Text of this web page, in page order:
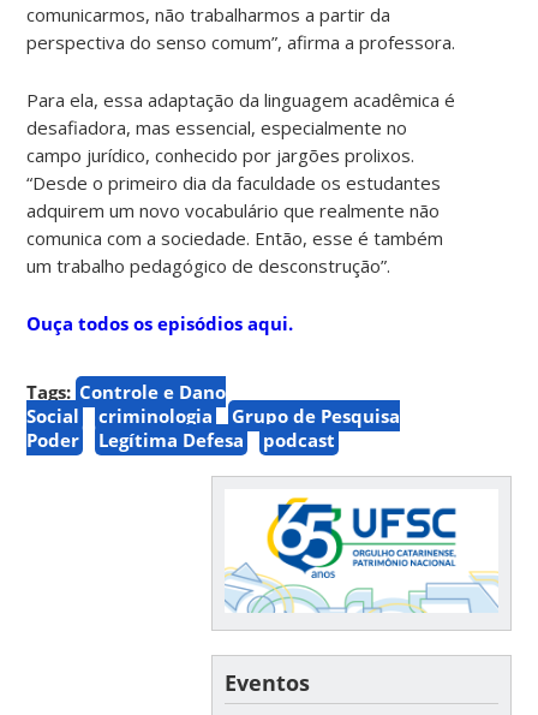
comunicarmos, não trabalharmos a partir da
perspectiva do senso comum”, afirma a professora.
Para ela, essa adaptação da linguagem acadêmica é
desafiadora, mas essencial, especialmente no
campo jurídico, conhecido por jargões prolixos.
“Desde o primeiro dia da faculdade os estudantes
adquirem um novo vocabulário que realmente não
comunica com a sociedade. Então, esse é também
um trabalho pedagógico de desconstrução”.
Ouça todos os episódios aqui.
Tags: Controle e Dano
Social
criminologia
Grupo de Pesquisa
Poder
Legítima Defesa podcast
Eventos